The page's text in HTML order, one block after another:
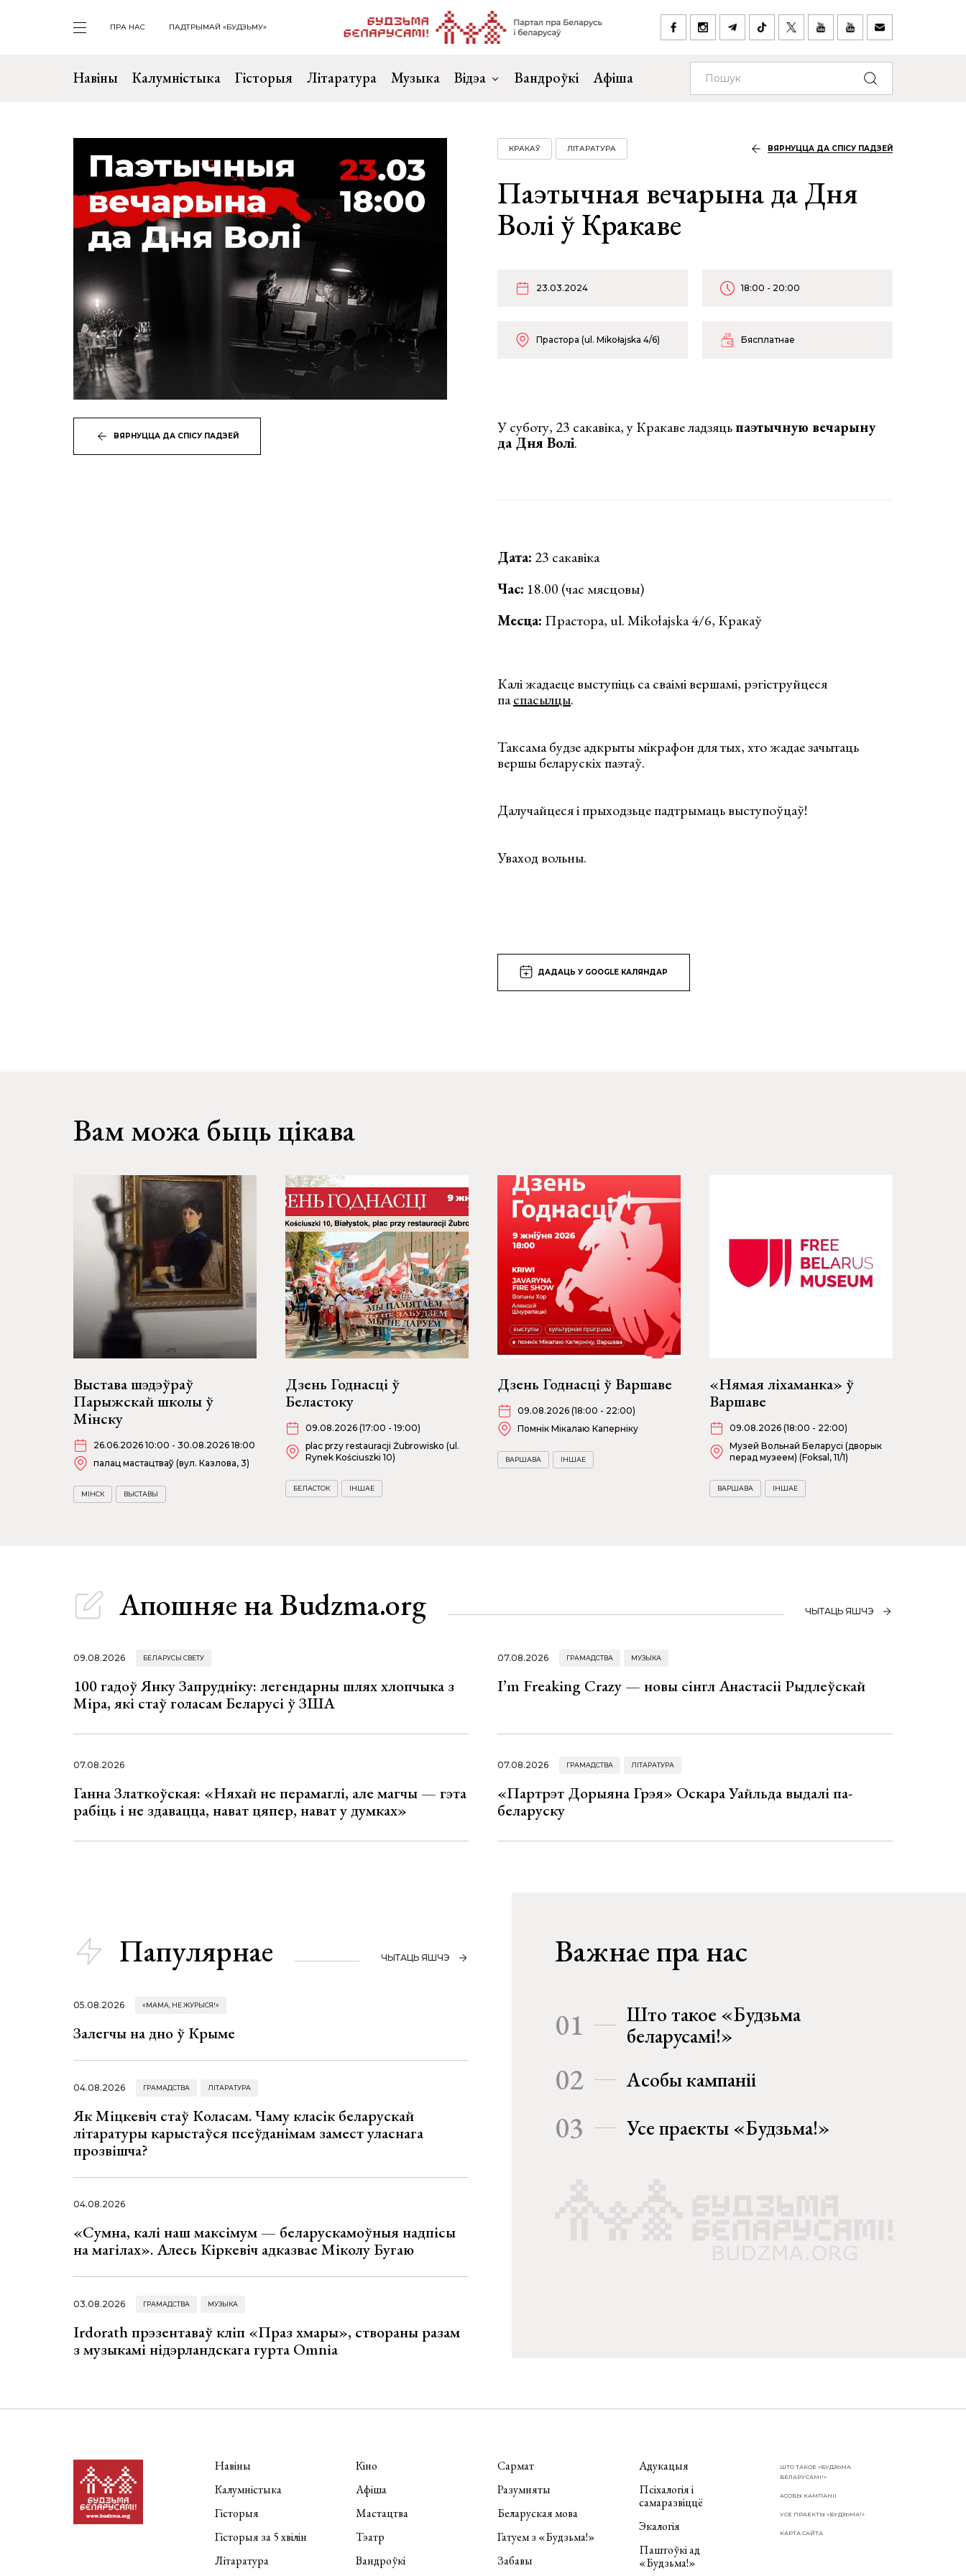
ПРА НАС ПАДТРЫМАЙ «БУДЗЬМУ»
Навіны Калумністыка Гісторыя Літаратура Музыка Відэа Вандроўкі Афіша
ВЯРНУЦЦА ДА СПІСУ ПАДЗЕЙ
КРАКАЎ ЛІТАРАТУРА ВЯРНУЦЦА ДА СПІСУ ПАДЗЕЙ
Паэтычная вечарына да Дня
Волі ў Кракаве
23.03.2024 18:00 - 20:00
Прастора (ul. Mikołajska 4/6) Бясплатнае
У суботу, 23 сакавіка, у Кракаве ладзяцьпаэтычную вечарыну
да Дня Волі.
Дата: 23 сакавіка
Час: 18.00 (час мясцовы)
Месца: Прастора, ul. Mikołajska 4/6, Кракаў
Калі жадаеце выступіць са сваімі вершамі, рэгіструйцеся
паспасылцы.
Таксама будзе адкрыты мікрафон для тых, хто жадае зачытаць
вершы беларускіх паэтаў.
Далучайцеся і прыходзьце падтрымаць выступоўцаў!
Уваход вольны.
ДАДАЦЬ У GOOGLE КАЛЯНДАР
Вам можа быць цікава
Выстава шэдэўраў
Парыжскай школы ў
Мінску
26.06.2026 10:00 - 30.08.2026 18:00
палац мастацтваў (вул. Казлова, 3)
МІНСК ВЫСТАВЫ
Дзень Годнасці ў
Беластоку
09.08.2026 (17:00 - 19:00)
plac przy restauracji Żubrowisko (ul.
Rynek Kościuszki 10)
БЕЛАСТОК ІНШАЕ
Дзень Годнасці ў Варшаве
09.08.2026 (18:00 - 22:00)
Помнік Мікалаю Каперніку
ВАРШАВА ІНШАЕ
«Нямая ліхаманка» ў
Варшаве
09.08.2026 (18:00 - 22:00)
Музей Вольнай Беларусі (дворык
перад музеем) (Foksal, 11/1)
ВАРШАВА ІНШАЕ
Апошняе на Budzma.org ЧЫТАЦЬ ЯШЧЭ
09.08.2026 БЕЛАРУСЫ СВЕТУ
100 гадоў Янку Запрудніку: легендарны шлях хлопчыка з
Міра, які стаў голасам Беларусі ў ЗША
07.08.2026 ГРАМАДСТВА МУЗЫКА
I’m Freaking Crazy — новы сінгл Анастасіі Рыдлеўскай
07.08.2026
Ганна Златкоўская: «Няхай не перамаглі, але магчы — гэта
рабіць і не здавацца, нават цяпер, нават у думках»
07.08.2026 ГРАМАДСТВА ЛІТАРАТУРА
«Партрэт Дорыяна Грэя» Оскара Уайльда выдалі па-
беларуску
Папулярнае ЧЫТАЦЬ ЯШЧЭ
05.08.2026 «МАМА, НЕ ЖУРЫСЯ!»
Залегчы на дно ў Крыме
04.08.2026 ГРАМАДСТВА ЛІТАРАТУРА
Як Міцкевіч стаў Коласам. Чаму класік беларускай
літаратуры карыстаўся псеўданімам замест уласнага
прозвішча?
04.08.2026
«Сумна, калі наш максімум — беларускамоўныя надпісы
на магілах». Алесь Кіркевіч адказвае Міколу Бугаю
03.08.2026 ГРАМАДСТВА МУЗЫКА
Irdorath прэзентаваў кліп «Праз хмары», створаны разам
з музыкамі нідэрландскага гурта Omnia
Важнае пра нас
01
Што такое «Будзьма
беларусамі!»
02 Асобы кампаніі
03 Усе праекты «Будзьма!»
Навіны
Калумністыка
Гісторыя
Гісторыя за 5 хвілін
Літаратура
Кіно
Афіша
Мастацтва
Тэатр
Вандроўкі
Сармат
Разумняты
Беларуская мова
Гатуем з «Будзьма!»
Забавы
Адукацыя
Псіхалогія і
самаразвіццё
Экалогія
Паштоўкі ад
«Будзьма!»
ШТО ТАКОЕ «БУДЗЬМА
БЕЛАРУСАМІ!»
АСОБЫ КАМПАНІІ
УСЕ ПРАЕКТЫ «БУДЗЬМА!»
КАРТА САЙТА